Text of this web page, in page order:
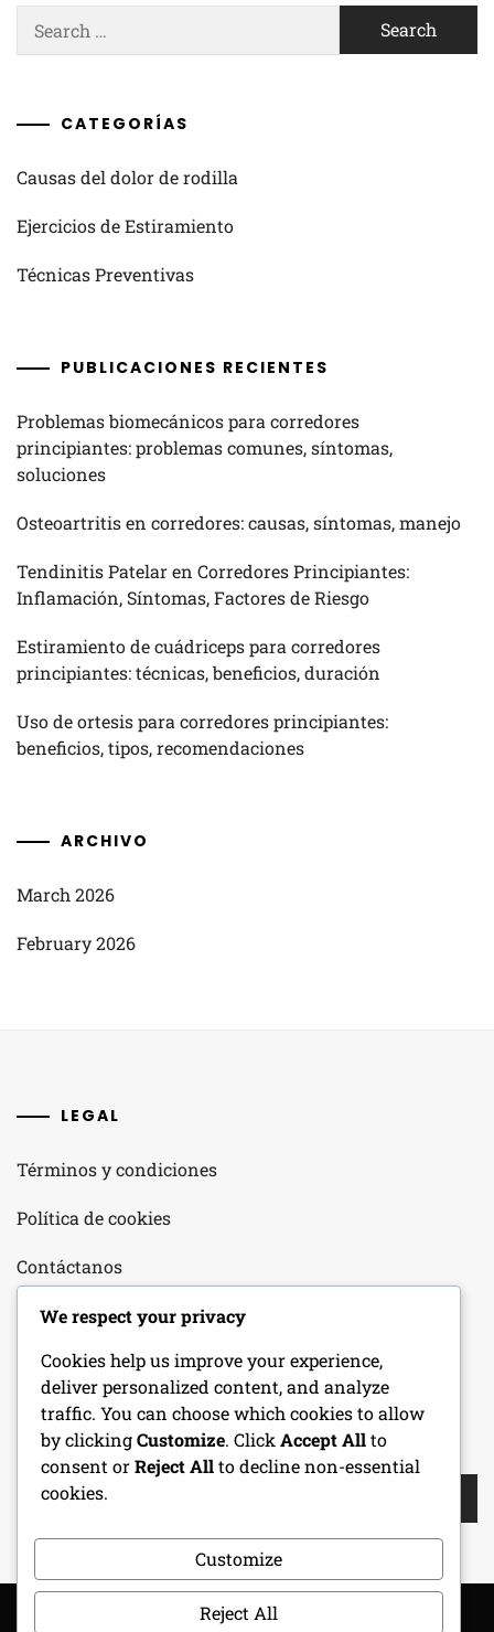
for:
CATEGORÍAS
Causas del dolor de rodilla
Ejercicios de Estiramiento
Técnicas Preventivas
PUBLICACIONES RECIENTES
Problemas biomecánicos para corredores
principiantes: problemas comunes, síntomas,
soluciones
Osteoartritis en corredores: causas, síntomas, manejo
Tendinitis Patelar en Corredores Principiantes:
Inflamación, Síntomas, Factores de Riesgo
Estiramiento de cuádriceps para corredores
principiantes: técnicas, beneficios, duración
Uso de ortesis para corredores principiantes:
beneficios, tipos, recomendaciones
ARCHIVO
March 2026
February 2026
LEGAL
Términos y condiciones
Política de cookies
Contáctanos
Nuestra historia
Tu privacidad
BUSCAR
Search
We respect your privacy
Cookies help us improve your experience,
deliver personalized content, and analyze
traffic. You can choose which cookies to allow
by clickingCustomize. Click Accept Allto
consent orReject Allto decline non-essential
cookies.
Customize
Reject All